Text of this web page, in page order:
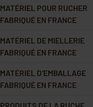
MATÉRIEL POUR RUCHER
FABRIQUÉ EN FRANCE
MATÉRIEL DE MIELLERIE
FABRIQUÉ EN FRANCE
MATÉRIEL D'EMBALLAGE
FABRIQUÉ EN FRANCE